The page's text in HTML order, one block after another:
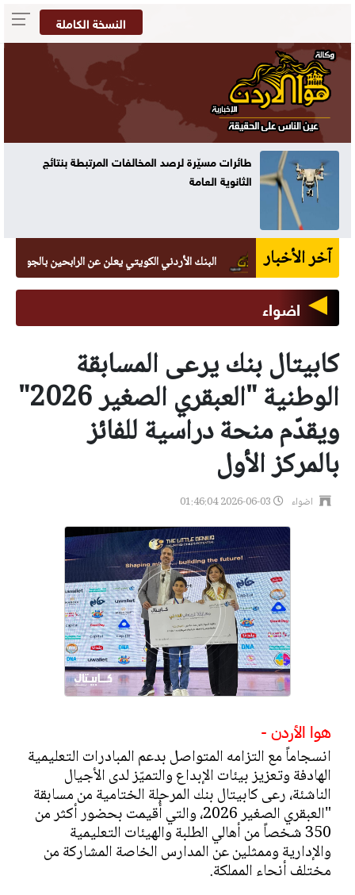
النسخة الكاملة
طائرات مسيّرة لرصد المخالفات المرتبطة بنتائج
الثانوية العامة
آخر الأخبار البنك الأردني الكويتي يعلن عن الرابحين بالجوائز الربع
اضواء
كابيتال بنك يرعى المسابقة
الوطنية "العبقري الصغير 2026"
ويقدّم منحة دراسية للفائز
بالمركز الأول
اضواء
هوا الأردن -
انسجاماً مع التزامه المتواصل بدعم المبادرات التعليمية
الهادفة وتعزيز بيئات الإبداع والتميّز لدى الأجيال
الناشئة، رعى كابيتال بنك المرحلة الختامية من مسابقة
"العبقري الصغير 2026، والتي أُقيمت بحضور أكثر من
350 شخصاً من أهالي الطلبة والهيئات التعليمية
والإدارية وممثلين عن المدارس الخاصة المشاركة من
مختلف أنحاء المملكة.